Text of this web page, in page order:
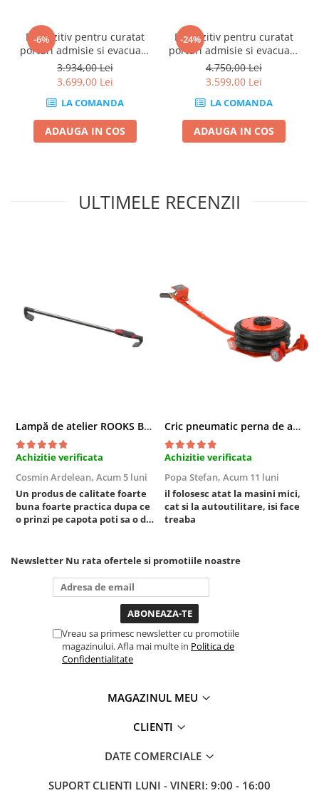
Scule speciale
Diagnoza si masurari
Injectoare
Rulmenti,Bucsi si Extractoare
Sistem directie
Sistem franare
Masini de dejantat roti
Masini de echilibrat roti
-6%
Dispozitiv pentru curatat
porturi admisie si evacuare
fara demontare cu coji de
nuca si accesorii incluse
AUTOXSCAN
3.934,00 Lei
3.699,00 Lei
LA COMANDA
ADAUGA IN COS
-24%
Dispozitiv pentru curatat
porturi admisie si evacuare
fara demontare cu accesorii
+ 10KG Abraziv
4.750,00 Lei
3.599,00 Lei
LA COMANDA
ADAUGA IN COS
ULTIMELE RECENZII
Lampă de atelier ROOKS B2 HYBRID pentru capotă, 2000 lumeni, 5000 mAh
Achizitie verificata
Cosmin Ardelean, Acum 5 luni
Un produs de calitate foarte
buna foarte practica dupa ce
o prinzi pe capota poti sa o dai
puternica si de la baterie care
tine destul de mult dar daca o
bagi la priza nu mai ai treaba
toata ziua ,ce...
Cric pneumatic perna de aer cu inaltator 6T
Achizitie verificata
Popa Stefan, Acum 11 luni
il folosesc atat la masini mici,
cat si la autoutilitare, isi face
treaba
Newsletter Nu rata ofertele si promotiile noastre
Vreau sa primesc newsletter cu promotiile
magazinului. Afla mai multe in Politica de
Confidentialitate
MAGAZINUL MEU
CLIENTI
DATE COMERCIALE
SUPORT CLIENTI LUNI - VINERI: 9:00 - 16:00